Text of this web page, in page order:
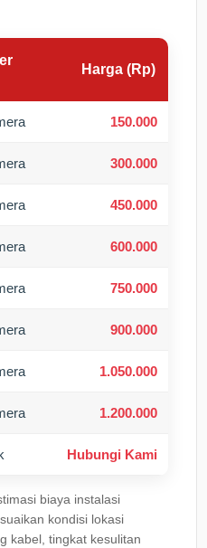
Harga (Rp)
150.000
300.000
450.000
600.000
750.000
900.000
1.050.000
1.200.000
Hubungi Kami
biaya instalasi
kondisi lokasi
kabel, tingkat kesulitan